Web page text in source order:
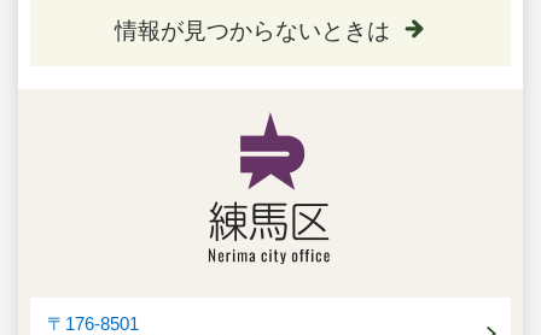
情報が見つからないときは
〒176-8501